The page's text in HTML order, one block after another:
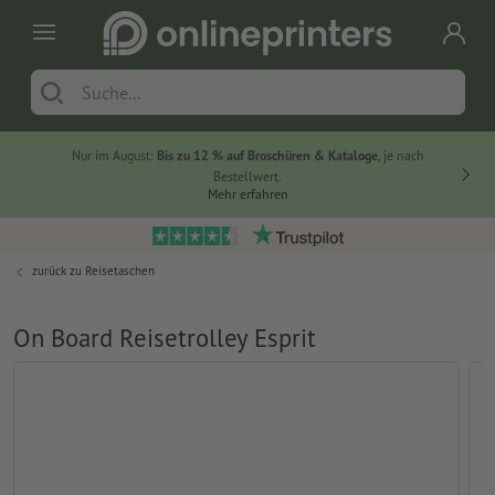
Nur im August: Bis zu 12 % auf Broschüren & Kataloge, je nach
Bestellwert.
Mehr erfahren
zurück zu Reisetaschen
On Board Reisetrolley Esprit